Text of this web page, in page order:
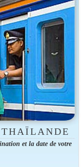
THAÏLANDE
et la date de votre